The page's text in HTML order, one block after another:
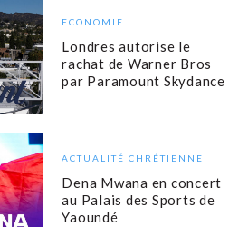
ECONOMIE
Londres autorise le
rachat de Warner Bros
par Paramount Skydance
ACTUALITÉ CHRÉTIENNE
Dena Mwana en concert
au Palais des Sports de
Yaoundé